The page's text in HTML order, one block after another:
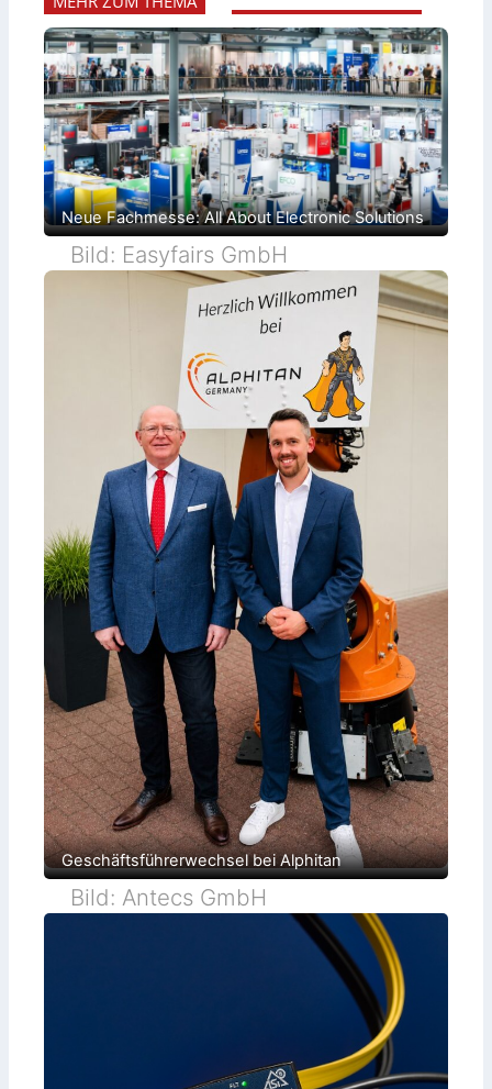
Neue Fachmesse: All About Electronic Solutions
Bild: Easyfairs GmbH
Geschäftsführerwechsel bei Alphitan
Bild: Antecs GmbH